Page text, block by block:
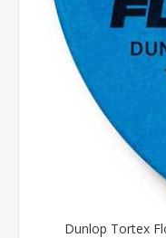
Dunlop Tortex